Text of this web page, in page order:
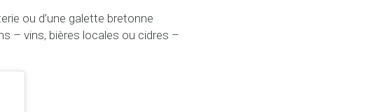
ou d’une galette bretonne
– vins, bières locales ou cidres –